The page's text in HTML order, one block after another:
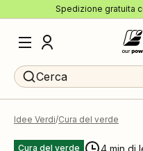
Spedizione gratuita
Cerca
Idee Verdi Cura del verde
Cura del verde 4 min di